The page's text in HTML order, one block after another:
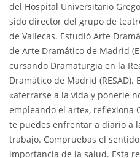
del Hospital Universitario
sido director del grupo de
de Vallecas. Estudió Arte
de Arte Dramático de Madrid
cursando Dramaturgia en la
Dramático de Madrid
«aferrarse a la vida y ponerle
empleando el arte», reflexiona
te puedes enfrentar a diario a
trabajo. Compruebas el
importancia de la salud. Esta